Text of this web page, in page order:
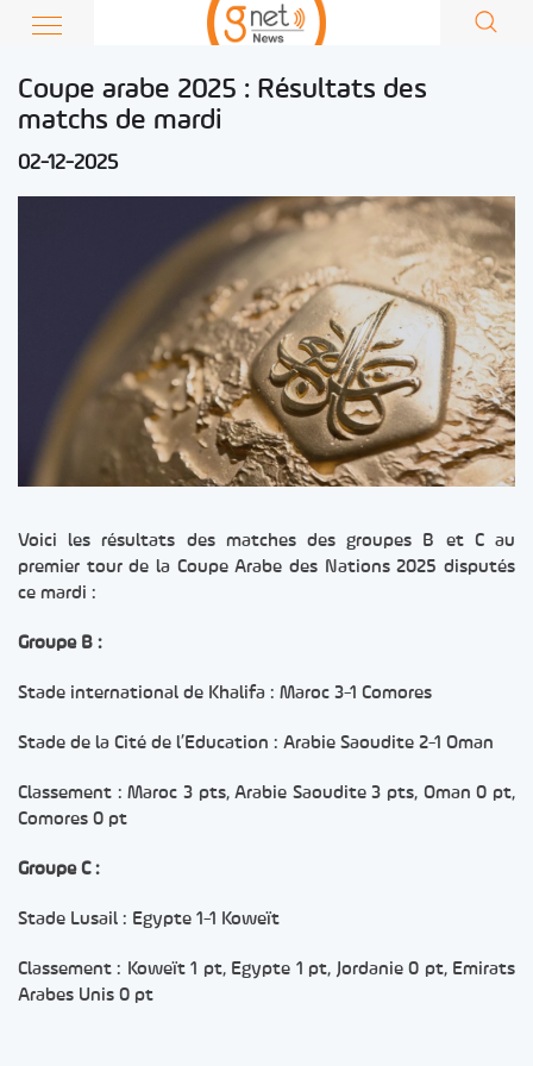
Coupe arabe 2025 : Résultats des
matchs de mardi
02-12-2025
Voici les résultats des matches des groupes B et C au
premier tour de la Coupe Arabe des Nations 2025 disputés
ce mardi :
Groupe B :
Stade international de Khalifa : Maroc 3-1 Comores
Stade de la Cité de l’Education : Arabie Saoudite 2-1 Oman
Classement : Maroc 3 pts, Arabie Saoudite 3 pts, Oman 0 pt,
Comores 0 pt
Groupe C :
Stade Lusail : Egypte 1-1 Koweït
Classement : Koweït 1 pt, Egypte 1 pt, Jordanie 0 pt, Emirats
Arabes Unis 0 pt